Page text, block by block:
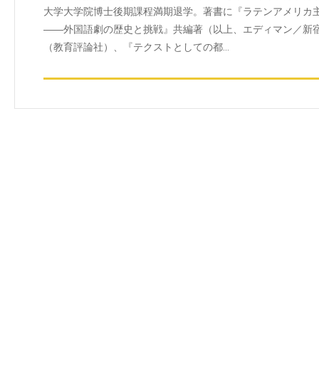
大学大学院博士後期課程満期退学。著書に『ラテンアメリカ
――外国語劇の歴史と挑戦』共編著（以上、エディマン／新
（教育評論社）、『テクストとしての都…